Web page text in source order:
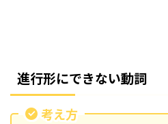
進行形にできない動詞
考え方